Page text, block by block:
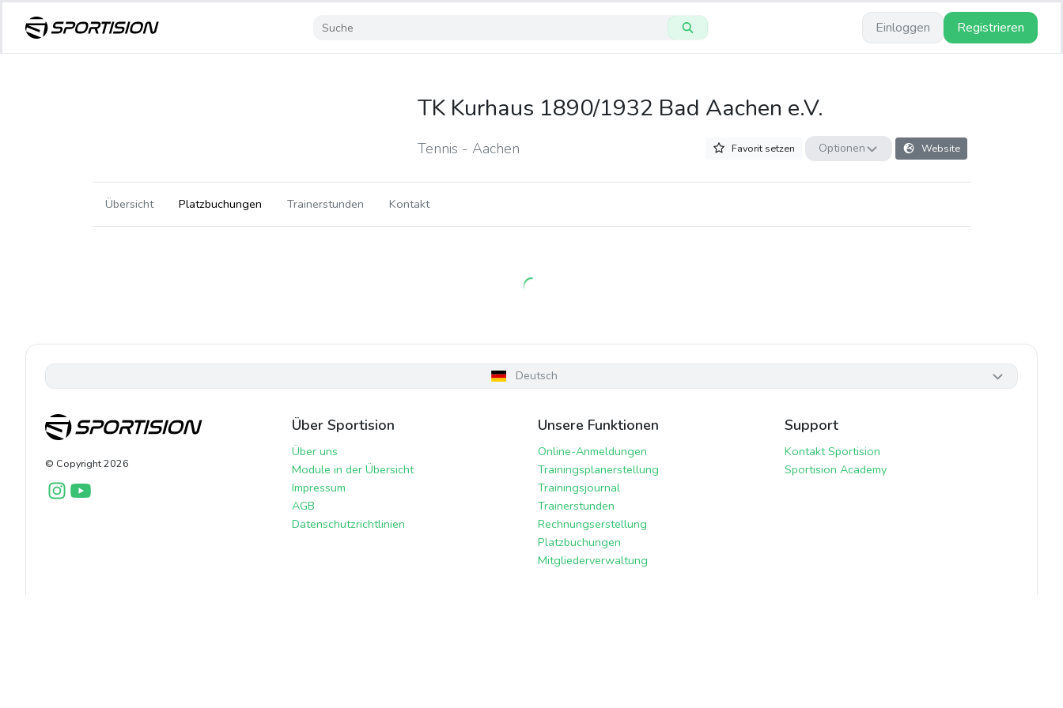
Einloggen Registrieren
TK Kurhaus 1890/1932 Bad Aachen e.V.
Tennis - Aachen Favorit setzen Optionen Website
Übersicht Platzbuchungen Trainerstunden Kontakt
Deutsch
© Copyright2026
Über Sportision
Über uns
Module in der Übersicht
Impressum
AGB
Datenschutzrichtlinien
Unsere Funktionen
Online-Anmeldungen
Trainingsplanerstellung
Trainingsjournal
Trainerstunden
Rechnungserstellung
Platzbuchungen
Mitgliederverwaltung
Support
Kontakt Sportision
Sportision Academy